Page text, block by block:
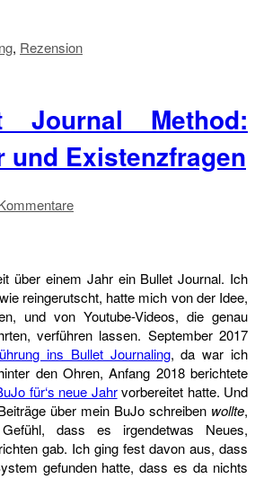
, Rezension
Journal Method:
und Existenzfragen
über einem Jahr ein Bullet Journal. Ich
reingerutscht, hatte mich von der Idee,
und von Youtube-Videos, die genau
verführen lassen. September 2017
ins Bullet Journaling, da war ich
den Ohren, Anfang 2018 berichtete
für‘s neue Jahrvorbereitet hatte. Und
über mein BuJo schreiben wollte,
dass es irgendetwas Neues,
gab. Ich ging fest davon aus, dass
gefunden hatte, dass es da nichts